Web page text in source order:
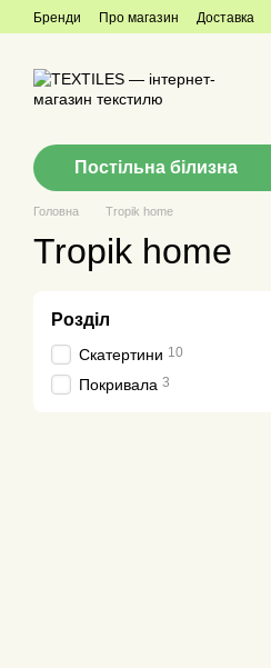
Перейти до основного контенту
Бренди Про магазин Доставка
Постільна білизна
Головна Tropik home
Tropik home
Розділ
Скатертини 10
Покривала 3